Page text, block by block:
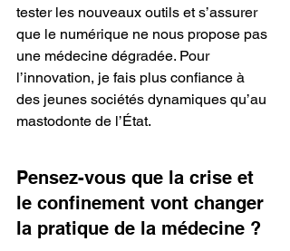
tester les nouveaux outils et s’assurer
que le numérique ne nous propose pas
une médecine dégradée. Pour
l’innovation, je fais plus confiance à
des jeunes sociétés dynamiques qu’au
mastodonte de l’État.
Pensez-vous que la crise et
le confinement vont changer
la pratique de la médecine ?